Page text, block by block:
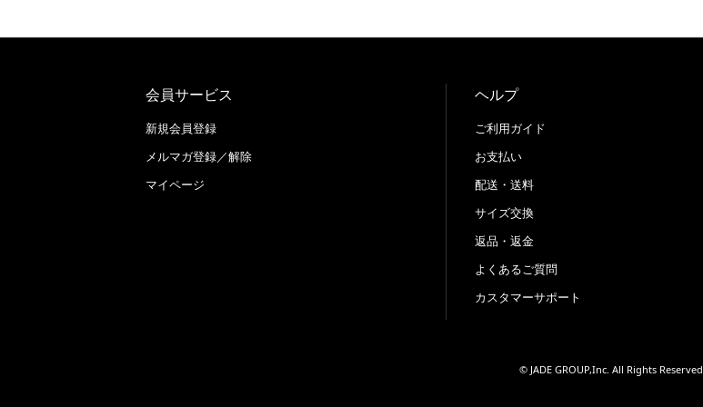
会員サービス
新規会員登録
メルマガ登録／解除
マイページ
ヘルプ
ご利用ガイド
お支払い
配送・送料
サイズ交換
返品・返金
よくあるご質問
カスタマーサポート
© JADE GROUP,Inc. All Rights Reserved